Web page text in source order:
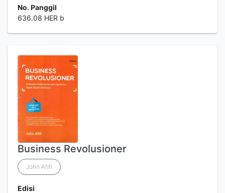
No. Panggil
636.08 HER b
Business Revolusioner
John Afifi
Edisi